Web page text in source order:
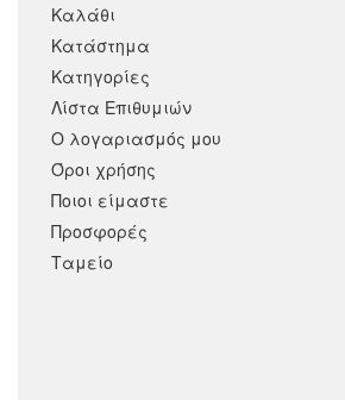
Καλάθι
Κατάστημα
Κατηγορίες
Λίστα Επιθυμιών
Ο λογαριασμός μου
Όροι χρήσης
Ποιοι είμαστε
Προσφορές
Ταμείο